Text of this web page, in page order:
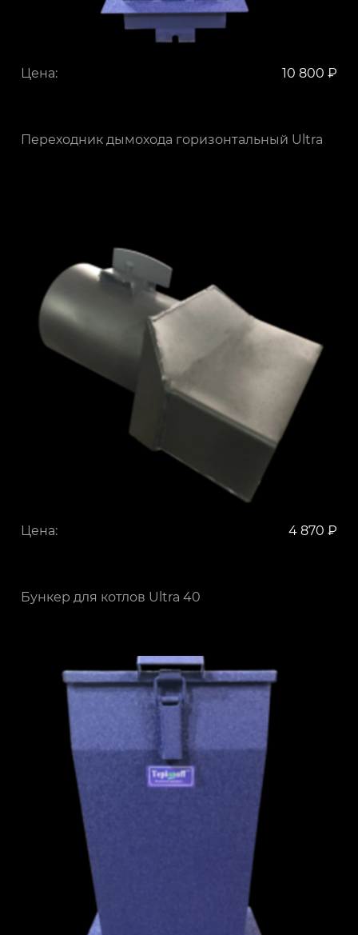
Цена: 10 800 ₽
Переходник дымохода горизонтальный Ultra
Цена: 4 870 ₽
Бункер для котлов Ultra 40